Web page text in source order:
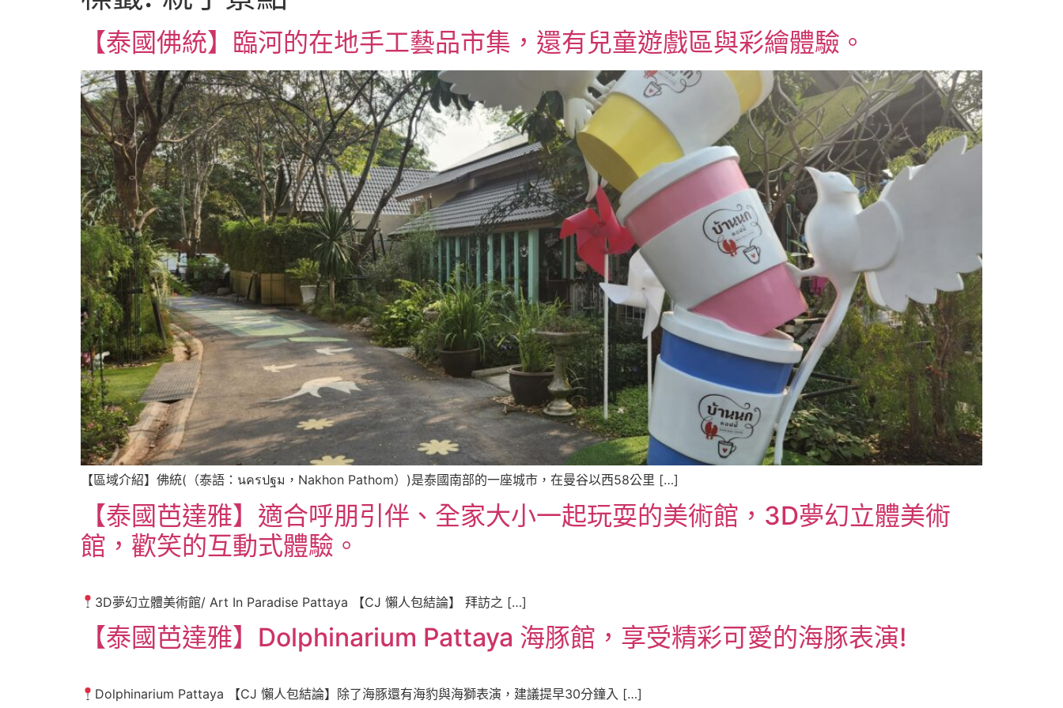
【泰國佛統】臨河的在地手工藝品市集，還有兒童遊戲區與彩繪體驗。
【區域介紹】佛統(（泰語：นครปฐม，Nakhon Pathom）)是泰國南部的一座城市，在曼谷以西58公里 […]
【泰國芭達雅】適合呼朋引伴、全家大小一起玩耍的美術館，3D夢幻立體美術
館，歡笑的互動式體驗。
3D夢幻立體美術館/ Art In Paradise Pattaya 【CJ 懶人包結論】 拜訪之 […]
【泰國芭達雅】Dolphinarium Pattaya 海豚館，享受精彩可愛的海豚表演!
Dolphinarium Pattaya 【CJ 懶人包結論】除了海豚還有海豹與海獅表演，建議提早30分鐘入 […]